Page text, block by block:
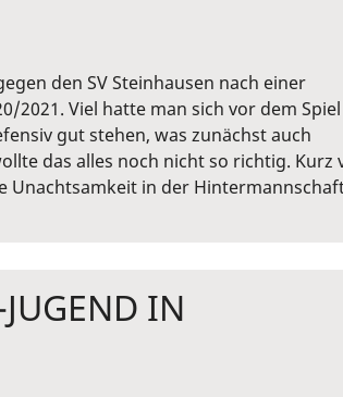
den SV Steinhausen nach einer
2021. Viel hatte man sich vor dem Spiel
gut stehen, was zunächst auch
das alles noch nicht so richtig. Kurz
Unachtsamkeit in der
IN